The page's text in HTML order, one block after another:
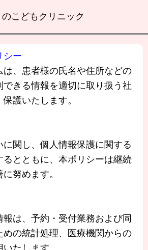
のこどもクリニック
シー
は、患者様の氏名や住所などの
できる情報を適切に取り扱う社
護いたします。
関し、個人情報保護に関する
るとともに、本ポリシーは継続
努めます。
は、予約・受付業務および同
めの統計処理、医療機関からの
たします。